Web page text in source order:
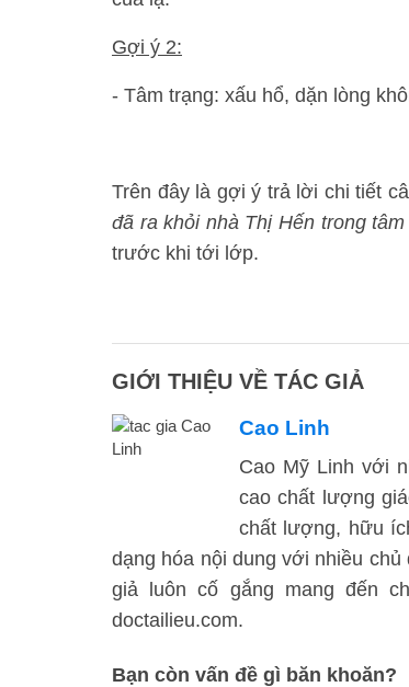
Gợi ý 2:
- Tâm trạng: xấu hổ, dặn lòng
Trên đây là gợi ý trả lời chi tiết
đã ra khỏi nhà Thị Hến trong
trước khi tới lớp.
GIỚI THIỆU VỀ TÁC GIẢ
Cao Linh
Cao Mỹ Linh với
cao chất lượng
chất lượng, hữu
dạng hóa nội dung với nhiều
giả luôn cố gắng mang đến
doctailieu.com.
Bạn còn vấn đề gì băn khoăn?